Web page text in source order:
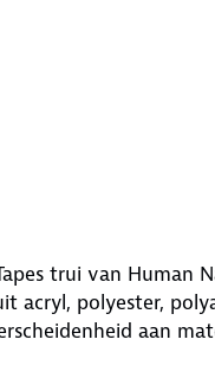
trui van Human
acryl, polyester,
aan